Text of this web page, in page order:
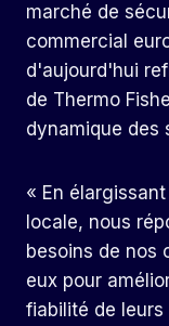
marché de
commercial
d'aujourd'hui
de Thermo
dynamique des
« En
locale, nous
besoins de nos
eux pour
fiabilité de